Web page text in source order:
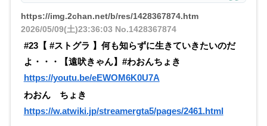
https://img.2chan.net/b/res/1428367874.htm
2026/05/09(土)23:36:03 No.1428367874
#23【 #ストグラ 】何も知らずに生きていきたいのだ
よ・・・【遠吠きゃん】#わおんちょき
https://youtu.be/eEWOM6K0U7A
わおん ちょき
https://w.atwiki.jp/streamergta5/pages/2461.html